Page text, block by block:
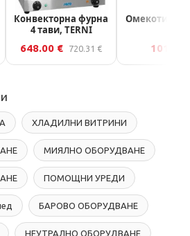
Конвекторна фурна
4 тави, TERNI
648.00 € 720.31 €
Омекотител
101.24
ХЛАДИЛНИ ВИТРИНИ
МИЯЛНО ОБОРУДВАНЕ
ПОМОЩНИ УРЕДИ
БАРОВО ОБОРУДВАНЕ
НЕУТРАЛНО ОБОРУДВАНЕ